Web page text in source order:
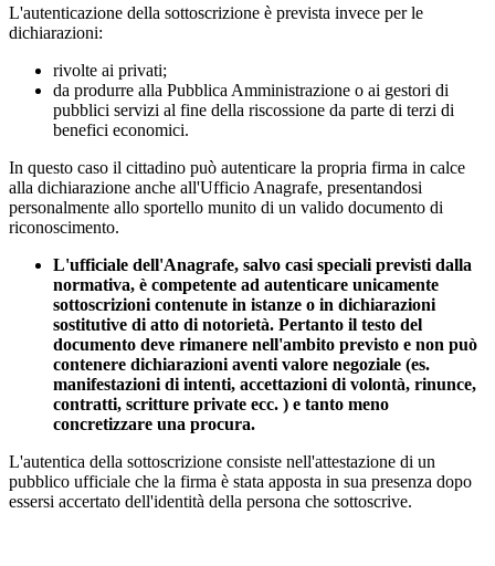
L'autenticazione della sottoscrizione è prevista invece per le
dichiarazioni:
rivolte ai privati;
da produrre alla Pubblica Amministrazione o ai gestori di
pubblici servizi al fine della riscossione da parte di terzi di
benefici economici.
In questo caso il cittadino può autenticare la propria firma in calce
alla dichiarazione anche all'Ufficio Anagrafe, presentandosi
personalmente allo sportello munito di un valido documento di
riconoscimento.
L'ufficiale dell'Anagrafe, salvo casi speciali previsti dalla
normativa, è competente ad autenticare unicamente
sottoscrizioni contenute in istanze o in dichiarazioni
sostitutive di atto di notorietà. Pertanto il testo del
documento deve rimanere nell'ambito previsto e non può
contenere dichiarazioni aventi valore negoziale (es.
manifestazioni di intenti, accettazioni di volontà, rinunce,
contratti, scritture private ecc. ) e tanto meno
concretizzare una procura.
L'autentica della sottoscrizione consiste nell'attestazione di un
pubblico ufficiale che la firma è stata apposta in sua presenza dopo
essersi accertato dell'identità della persona che sottoscrive.